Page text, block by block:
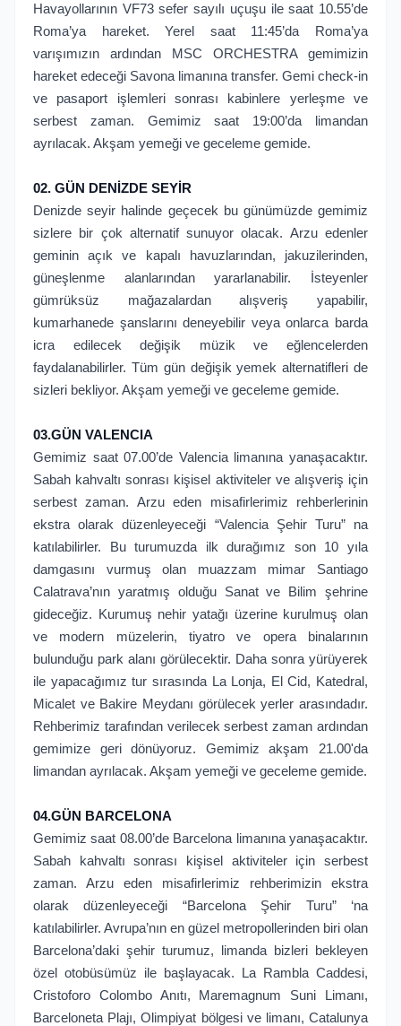
Havayollarının VF73 sefer sayılı uçuşu ile saat 10.55’de
Roma’ya hareket. Yerel saat 11:45’da Roma’ya
varışımızın ardından MSC ORCHESTRA gemimizin
hareket edeceği Savona limanına transfer. Gemi check-in
ve pasaport işlemleri sonrası kabinlere yerleşme ve
serbest zaman. Gemimiz saat 19:00’da limandan
ayrılacak. Akşam yemeği ve geceleme gemide.
02. GÜN DENİZDE SEYİR
Denizde seyir halinde geçecek bu günümüzde gemimiz
sizlere bir çok alternatif sunuyor olacak. Arzu edenler
geminin açık ve kapalı havuzlarından, jakuzilerinden,
güneşlenme alanlarından yararlanabilir. İsteyenler
gümrüksüz mağazalardan alışveriş yapabilir,
kumarhanede şanslarını deneyebilir veya onlarca barda
icra edilecek değişik müzik ve eğlencelerden
faydalanabilirler. Tüm gün değişik yemek alternatifleri de
sizleri bekliyor. Akşam yemeği ve geceleme gemide.
03.GÜN VALENCIA
Gemimiz saat 07.00’de Valencia limanına yanaşacaktır.
Sabah kahvaltı sonrası kişisel aktiviteler ve alışveriş için
serbest zaman. Arzu eden misafirlerimiz rehberlerinin
ekstra olarak düzenleyeceği “Valencia Şehir Turu” na
katılabilirler. Bu turumuzda ilk durağımız son 10 yıla
damgasını vurmuş olan muazzam mimar Santiago
Calatrava’nın yaratmış olduğu Sanat ve Bilim şehrine
gideceğiz. Kurumuş nehir yatağı üzerine kurulmuş olan
ve modern müzelerin, tiyatro ve opera binalarının
bulunduğu park alanı görülecektir. Daha sonra yürüyerek
ile yapacağımız tur sırasında La Lonja, El Cid, Katedral,
Micalet ve Bakire Meydanı görülecek yerler arasındadır.
Rehberimiz tarafından verilecek serbest zaman ardından
gemimize geri dönüyoruz. Gemimiz akşam 21.00'da
limandan ayrılacak. Akşam yemeği ve geceleme gemide.
04.GÜN BARCELONA
Gemimiz saat 08.00’de Barcelona limanına yanaşacaktır.
Sabah kahvaltı sonrası kişisel aktiviteler için serbest
zaman. Arzu eden misafirlerimiz rehberimizin ekstra
olarak düzenleyeceği “Barcelona Şehir Turu” ‘na
katılabilirler. Avrupa’nın en güzel metropollerinden biri olan
Barcelona’daki şehir turumuz, limanda bizleri bekleyen
özel otobüsümüz ile başlayacak. La Rambla Caddesi,
Cristoforo Colombo Anıtı, Maremagnum Suni Limanı,
Barceloneta Plajı, Olimpiyat bölgesi ve limanı, Catalunya